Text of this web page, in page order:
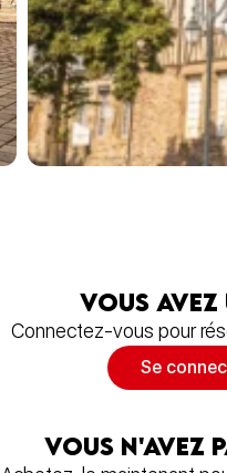
Vous avez
Connectez-vous pour
Se
Vous n'avez